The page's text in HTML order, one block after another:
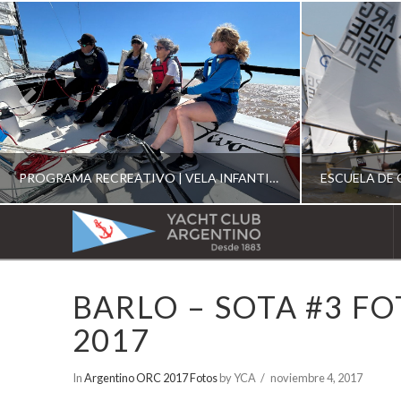
PROGRAMA RECREATIVO | VELA INFANTIL, JUVENIL Y DE CRUCERO 2026
ESCUELA RECREATIVA 2026
YACHT
CLUB
ARGENTINO
BARLO – SOTA #3
2017
InArgentino ORC 2017 Fotosby YCA noviembre 4, 2017